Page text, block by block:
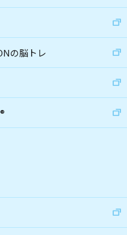
の脳トレ
®